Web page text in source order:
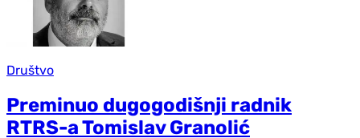
Društvo
Preminuo dugogodišnji radnik
RTRS-a Tomislav Granolić